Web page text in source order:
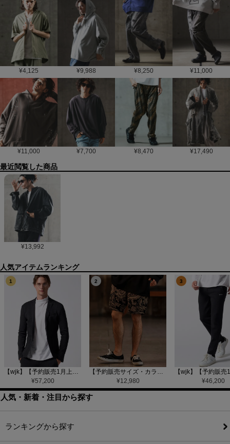
¥4,125 ¥9,988 ¥8,250 ¥11,000
¥11,000 ¥7,700 ¥8,470 ¥17,490
最近閲覧した商品
¥13,992
1
【wjk】【予約販売1月上旬～中旬入荷】function knit jacket(jacquard check) ニットジャケット(207 mw08j)
¥57,200
2
【予約販売サイズ・カラーにより納期異なる】【CAMBIO(カンビオ)】Gobelin Short Pants ショートパンツ(CAM25SS-002)
¥12,980
3
¥46,200
人気・新着・注目から探す
ランキングから探す